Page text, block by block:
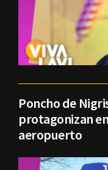
Poncho de
protagonizan
aeropuerto